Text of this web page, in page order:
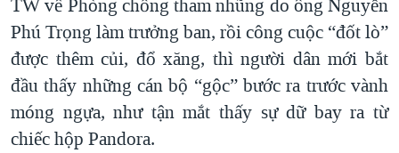
TW về Phòng chống tham nhũng do ông Nguyễn
Phú Trọng làm trưởng ban, rồi công cuộc “đốt lò”
được thêm củi, đổ xăng, thì người dân mới bắt
đầu thấy những cán bộ “gộc” bước ra trước vành
móng ngựa, như tận mắt thấy sự dữ bay ra từ
chiếc hộp Pandora.